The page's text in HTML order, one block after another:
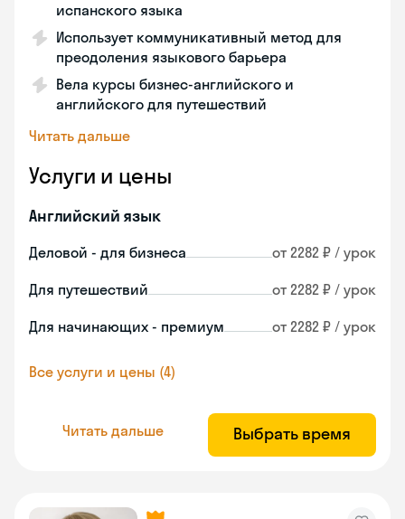
испанского языка
Использует коммуникативный метод для
преодоления языкового барьера
Вела курсы бизнес-английского и
английского для путешествий
Читать дальше
Услуги и цены
Английский язык
Деловой - для бизнеса от 2282 ₽ / урок
Для путешествий от 2282 ₽ / урок
Для начинающих - премиум от 2282 ₽ / урок
Все услуги и цены (4)
Читать дальше Выбрать время